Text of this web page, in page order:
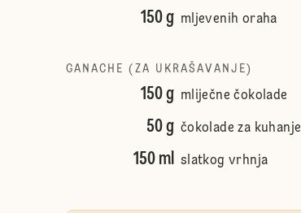
150 g mljevenih oraha
GANACHE (ZA UKRAŠAVANJE)
150 g mliječne čokolade
50 g čokolade za kuhanje
150 ml slatkog vrhnja